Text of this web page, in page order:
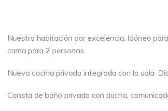
Nuestra habitación por excelencia. Idóneo
cama para 2 personas.
Nueva cocina privada integrada con la sala.
Consta de baño privado con ducha,